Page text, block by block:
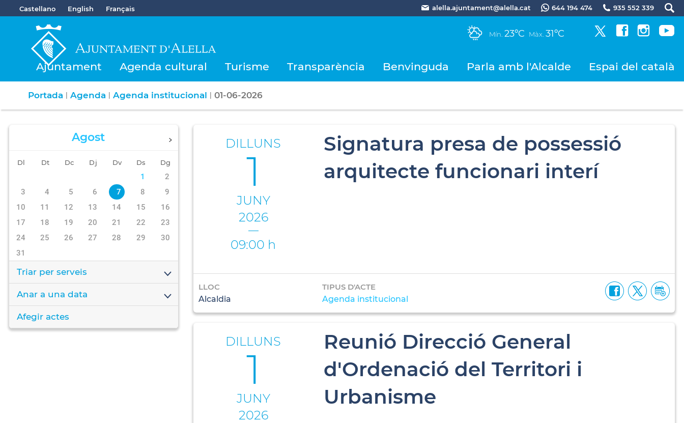
Castellano English Français alella.ajuntament@alella.cat 644 194 474 935 552 339
Mín. 23ºC Màx. 31ºC
Ajuntament Agenda cultural Turisme Transparència Benvinguda Parla amb l'Alcalde Espai del català
Portada | Agenda | Agenda institucional | 01-06-2026
Agost
Dl Dt Dc Dj Dv Ds Dg
1
2
3
4 5 6 7 8
9
10
11 12 13 14 15
16
17
18 19 20 21 22
23
24
25 26 27 28 29
30
31
Triar per serveis
Anar a una data
Afegir actes
DILLUNS
1
JUNY
2026
09:00 h
Signatura presa de possessió
arquitecte funcionari interí
LLOC
Alcaldia
TIPUS D'ACTE
Agenda institucional
DILLUNS
1
JUNY
2026
Reunió Direcció General
d'Ordenació del Territori i
Urbanisme